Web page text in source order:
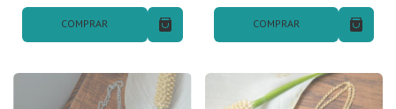
COMPRAR COMPRAR